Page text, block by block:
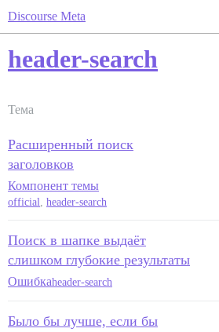
Discourse Meta
header-search
Тема
Расширенный поиск
заголовков
Компонент темы
official, header-search
Поиск в шапке выдаёт
слишком глубокие результаты
Ошибкаheader-search
Было бы лучше, если бы